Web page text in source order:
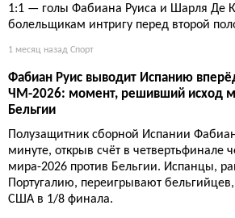
1:1 — голы Фабиана Руиса и Шарля Де
болельщикам интригу перед второй
1 месяц назад Спорт
Фабиан Руис выводит Испанию
ЧМ-2026: момент, решивший исход
Бельгии
Полузащитник сборной Испании
минуте, открыв счёт в четвертьфинале
мира-2026 против Бельгии. Испанцы,
Португалию, переигрывают
США в 1/8 финала.